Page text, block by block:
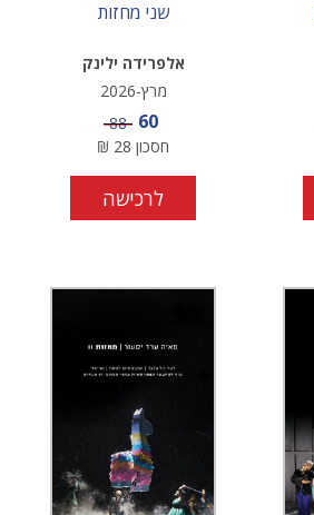
שני מחזות
אלפרידה ילינק
מרץ-2026
מחיר מבצע
60 מחיר
88
חסכון 28
₪
לרכישה